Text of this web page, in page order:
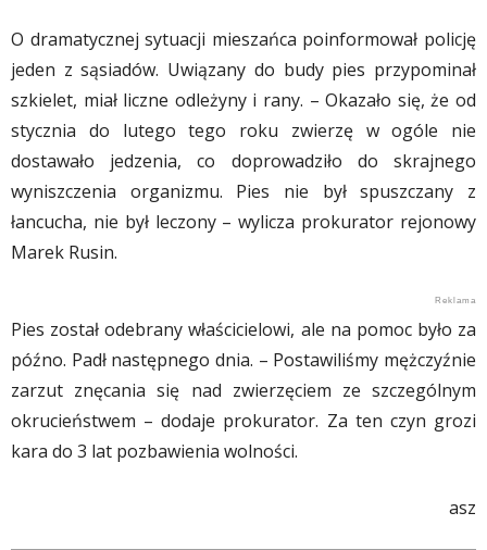
O dramatycznej sytuacji mieszańca poinformował policję
jeden z sąsiadów. Uwiązany do budy pies przypominał
szkielet, miał liczne odleżyny i rany. – Okazało się, że od
stycznia do lutego tego roku zwierzę w ogóle nie
dostawało jedzenia, co doprowadziło do skrajnego
wyniszczenia organizmu. Pies nie był spuszczany z
łancucha, nie był leczony – wylicza prokurator rejonowy
Marek Rusin.
Pies został odebrany właścicielowi, ale na pomoc było za
późno. Padł następnego dnia. – Postawiliśmy mężczyźnie
zarzut znęcania się nad zwierzęciem ze szczególnym
okrucieństwem – dodaje prokurator. Za ten czyn grozi
kara do 3 lat pozbawienia wolności.
asz